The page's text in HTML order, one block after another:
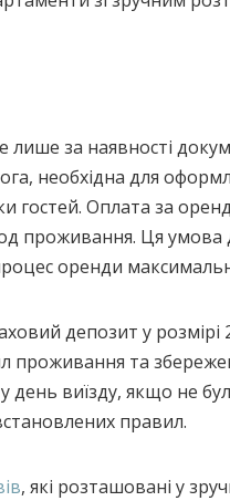
лише за наявності
необхідна для
гостей. Оплата за
проживання. Ця умова
оренди
депозит у розмірі
проживання та
виїзду, якщо не
правил.
, які розташовані у